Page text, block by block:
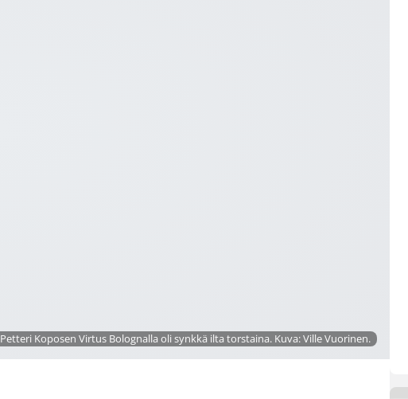
Petteri Koposen Virtus Bolognalla oli synkkä ilta torstaina. Kuva: Ville Vuorinen.